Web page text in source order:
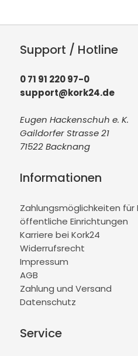
Support / Hotline
0 71 91 220 97-0
support@kork24.de
Eugen Hackenschuh e. K.
Gaildorfer Strasse 21
71522 Backnang
Informationen
Zahlungsmöglichkeiten für
öffentliche Einrichtungen
Karriere bei Kork24
Widerrufsrecht
Impressum
AGB
Zahlung und Versand
Datenschutz
Service